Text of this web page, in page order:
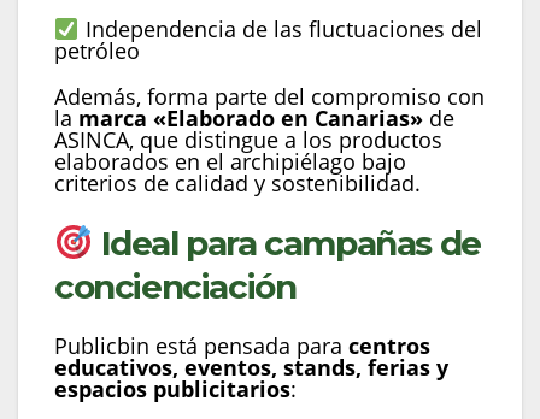
Independencia de las fluctuaciones del
petróleo
Además, forma parte del compromiso con
la marca «Elaborado en Canarias» de
ASINCA, que distingue a los productos
elaborados en el archipiélago bajo
criterios de calidad y sostenibilidad.
Ideal para campañas de
concienciación
Publicbin está pensada para centros
educativos, eventos, stands, ferias y
espacios publicitarios: